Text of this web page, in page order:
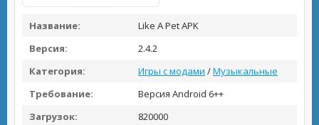
Название:
Like A Pet APK
Версия:
2.4.2
Категория:
Игры с модами /Музыкальные
Требование:
Версия Android 6++
Загрузок:
820000